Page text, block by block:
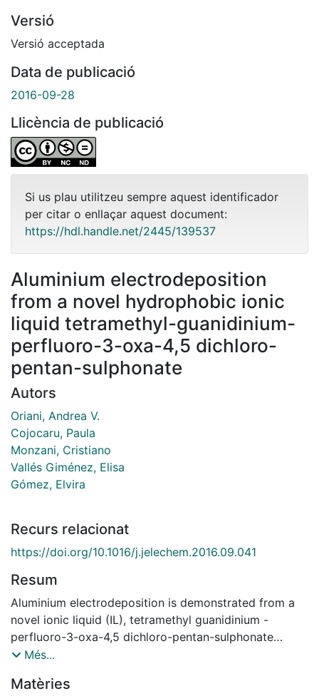
Versió
Versió acceptada
Data de publicació
2016-09-28
Llicència de publicació
Si us plau utilitzeu sempre aquest identificador
per citar o enllaçar aquest document:
https://hdl.handle.net/2445/139537
Aluminium electrodeposition
from a novel hydrophobic ionic
liquid tetramethyl-guanidinium-
perfluoro-3-oxa-4,5 dichloro-
pentan-sulphonate
Autors
Oriani, Andrea V.
Cojocaru, Paula
Monzani, Cristiano
Vallés Giménez, Elisa
Gómez, Elvira
Recurs relacionat
https://doi.org/10.1016/j.jelechem.2016.09.041
Resum
Aluminium electrodeposition is demonstrated from a
novel ionic liquid (IL), tetramethyl guanidinium -
perfluoro-3-oxa-4,5 dichloro-pentan-sulphonate
[C5H14N3+][CF2ClCFClOCF2CF2SO3-]. This air and
nature that was conceived to allow aluminium
Més...
Matèries